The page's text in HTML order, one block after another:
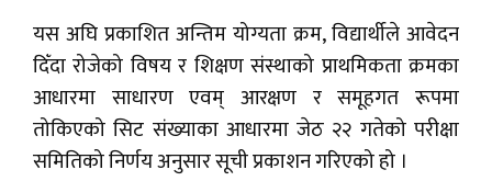
यस अघि प्रकाशित अन्तिम योग्यता क्रम, विद्यार्थीले आवेदन
दिँदा रोजेको विषय र शिक्षण संस्थाको प्राथमिकता क्रमका
आधारमा साधारण एवम् आरक्षण र समूहगत रूपमा
तोकिएको सिट संख्याका आधारमा जेठ २२ गतेको परीक्षा
समितिको निर्णय अनुसार सूची प्रकाशन गरिएको हो ।